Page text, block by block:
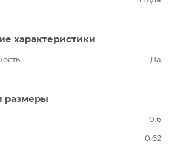
характеристики
Да
размеры
0.6
0.62